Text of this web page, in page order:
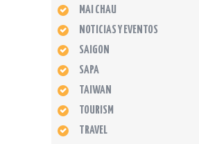
MAI CHAU
NOTICIAS Y EVENTOS
SAIGON
SAPA
TAIWAN
TOURISM
TRAVEL